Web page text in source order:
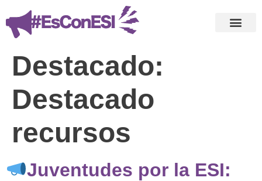
Destacado:
Destacado
recursos
Juventudes por la ESI: